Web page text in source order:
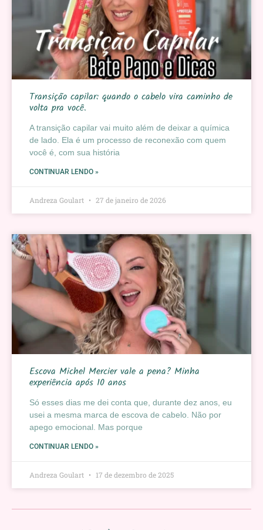
Transição capilar: quando o cabelo vira caminho de
volta pra você.
A transição capilar vai muito além de deixar a química
de lado. Ela é um processo de reconexão com quem
você é, com sua história
CONTINUAR LENDO »
Andreza Goulart 27 de janeiro de 2026
Escova Michel Mercier vale a pena? Minha
experiência após 10 anos
Só esses dias me dei conta que, durante dez anos, eu
usei a mesma marca de escova de cabelo. Não por
apego emocional. Mas porque
CONTINUAR LENDO »
Andreza Goulart 17 de dezembro de 2025